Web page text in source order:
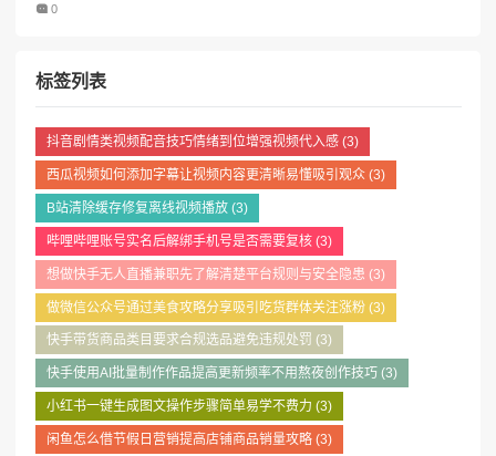
0
标签列表
抖音剧情类视频配音技巧情绪到位增强视频代入感(3)
西瓜视频如何添加字幕让视频内容更清晰易懂吸引观众(3)
B站清除缓存修复离线视频播放(3)
哔哩哔哩账号实名后解绑手机号是否需要复核(3)
想做快手无人直播兼职先了解清楚平台规则与安全隐患 (3)
做微信公众号通过美食攻略分享吸引吃货群体关注涨粉(3)
快手带货商品类目要求合规选品避免违规处罚 (3)
快手使用AI批量制作作品提高更新频率不用熬夜创作技巧 (3)
小红书一键生成图文操作步骤简单易学不费力 (3)
闲鱼怎么借节假日营销提高店铺商品销量攻略(3)